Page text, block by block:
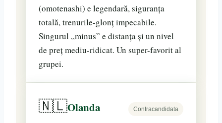
(omotenashi) e legendară, siguranța
totală, trenurile-glonț impecabile.
Singurul „minus” e distanța și un nivel
de preț mediu-ridicat. Un super-favorit al
grupei.
🇳🇱Olanda Contracandidata